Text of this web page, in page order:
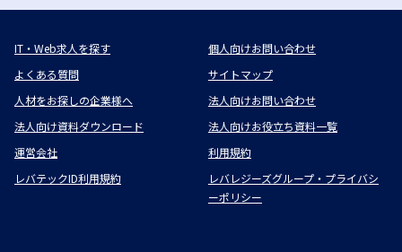
IT・Web求人を探す
個人向けお問い合わせ
よくある質問
サイトマップ
人材をお探しの企業様へ
法人向けお問い合わせ
法人向け資料ダウンロード
法人向けお役立ち資料一覧
運営会社
利用規約
レバテックID利用規約
レバレジーズグループ・プライバシ
ーポリシー